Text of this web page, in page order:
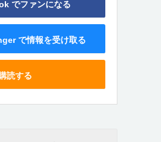
でファンになる
で情報を受け取る
読する